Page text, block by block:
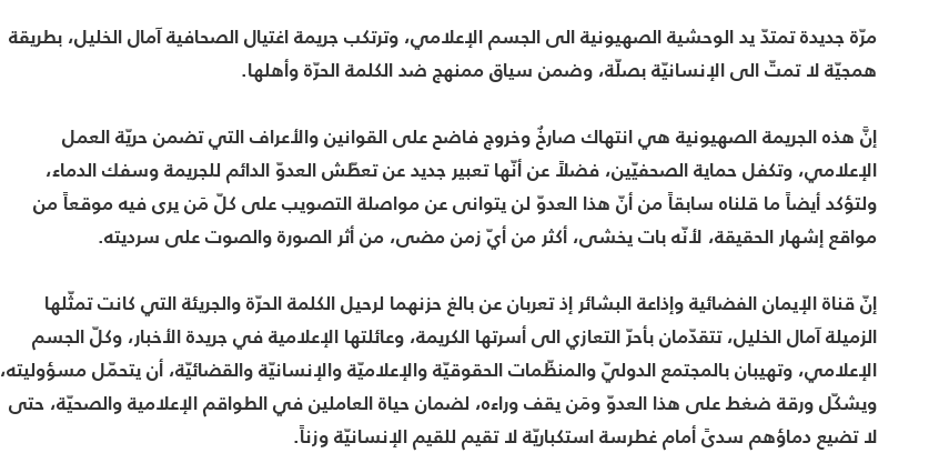
مرّة جديدة تمتدّ يد الوحشية الصهيونية الى الجسم الإعلامي، وترتكب جريمة اغتيال الصحافية آمال الخليل، بطريقة
همجيّة لا تمتّ الى الإنسانيّة بصلّة، وضمن سياق ممنهج ضد الكلمة الحرّة وأهلها.
إنَّ هذه الجريمة الصهيونية هي انتهاك صارخٌ وخروج فاضح على القوانين والأعراف التي تضمن حريّة العمل
الإعلامي، وتكفل حماية الصحفيّين، فضلاً عن أنّها تعبير جديد عن تعطّش العدوّ الدائم للجريمة وسفك الدماء،
ولتؤكد أيضاً ما قلناه سابقاً من أنّ هذا العدوّ لن يتوانى عن مواصلة التصويب على كلّ مَن يرى فيه موقعاً من
مواقع إشهار الحقيقة، لأنّه بات يخشى، أكثر من أيّ زمن مضى، من أثر الصورة والصوت على سرديته.
إنّ قناة الإيمان الفضائية وإذاعة البشائر إذ تعربان عن بالغ حزنهما لرحيل الكلمة الحرّة والجريئة التي كانت تمثّلها
الزميلة آمال الخليل، تتقدّمان بأحرّ التعازي الى أسرتها الكريمة، وعائلتها الإعلامية في جريدة الأخبار، وكلّ الجسم
الإعلامي، وتهيبان بالمجتمع الدوليّ والمنظّمات الحقوقيّة والإعلاميّة والإنسانيّة والقضائيّة، أن يتحمّل مسؤوليته،
ويشكّل ورقة ضغط على هذا العدوّ ومَن يقف وراءه، لضمان حياة العاملين في الطواقم الإعلامية والصحيّة، حتى
لا تضيع دماؤهم سدىً أمام غطرسة استكباريّة لا تقيم للقيم الإنسانيّة وزناً.